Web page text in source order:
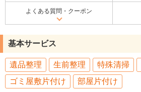
よくある質問・クーポン
基本サービス
遺品整理 生前整理 特殊清掃
ゴミ屋敷片付け
部屋片付け